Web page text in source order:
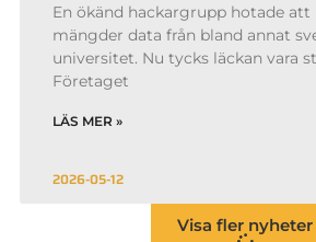
En ökänd hackargrupp hotade att
mängder data från bland annat
universitet. Nu tycks läckan vara
Företaget
LÄS MER »
2026-05-12
Visa fler nyheter